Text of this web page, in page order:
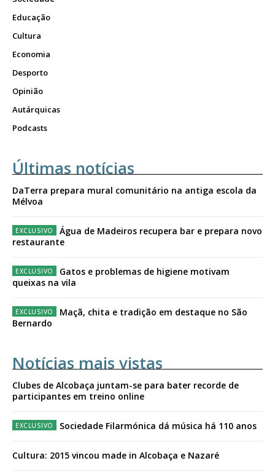
Educação
Cultura
Economia
Desporto
Opinião
Autárquicas
Podcasts
Últimas notícias
DaTerra prepara mural comunitário na antiga escola da
Mélvoa
Água de Madeiros recupera bar e prepara novo
restaurante
Gatos e problemas de higiene motivam
queixas na vila
Maçã, chita e tradição em destaque no São
Bernardo
Notícias mais vistas
Clubes de Alcobaça juntam-se para bater recorde de
participantes em treino online
Sociedade Filarmónica dá música há 110 anos
Cultura: 2015 vincou made in Alcobaça e Nazaré